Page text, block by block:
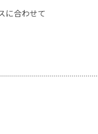
に合わせて